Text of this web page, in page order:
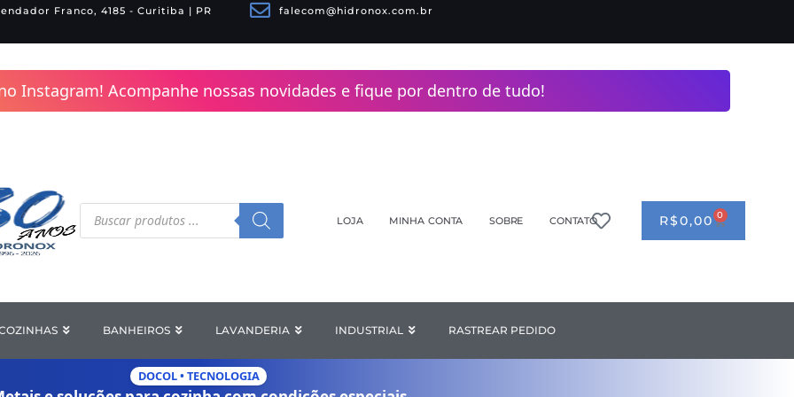
Franco, 4185 - Curitiba | PR falecom@hidronox.com.br
Instagram! Acompanhe nossas novidades e fique por dentro de tudo!
Pesquisar
produtos LOJA MINHA CONTA SOBRE CONTATO R$0,00 0 CART
Open COZINHAS
BANHEIROS Open BANHEIROS
LAVANDERIA Open LAVANDERIA
INDUSTRIAL Open INDUSTRIAL
RASTREAR PEDIDO
DOCOL • TECNOLOGIA